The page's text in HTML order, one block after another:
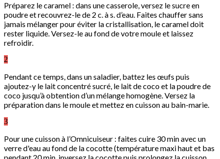
Préparez le caramel : dans une casserole, versez le sucre en
poudre et recouvrez-le de 2 c. à s. d’eau. Faites chauffer sans
jamais mélanger pour éviter la cristallisation, le caramel doit
rester liquide. Versez-le au fond de votre moule et laissez
refroidir.
2
Pendant ce temps, dans un saladier, battez les œufs puis
ajoutez-y le lait concentré sucré, le lait de coco et la poudre de
coco jusqu’à obtention d’un mélange homogène. Versez la
préparation dans le moule et mettez en cuisson au bain-marie.
3
Pour une cuisson à l’Omnicuiseur : faites cuire 30 min avec un
verre d'eau au fond de la cocotte (température maxi haut et bas